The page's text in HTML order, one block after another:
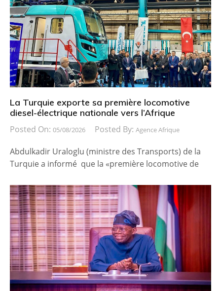
La Turquie exporte sa première locomotive
diesel-électrique nationale vers l’Afrique
Posted On: 05/08/2026 Posted By: Agence Afrique
Abdulkadir Uraloglu (ministre des Transports) de la
Turquie a informé que la «première locomotive de